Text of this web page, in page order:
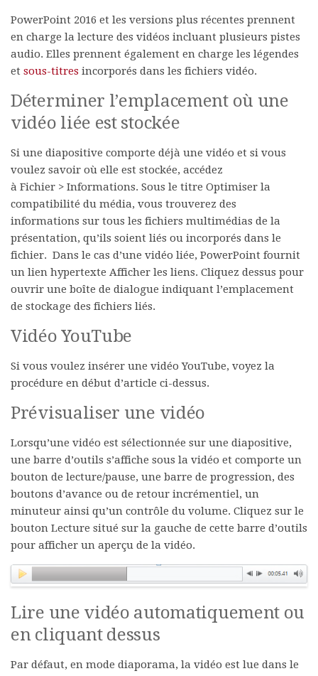
PowerPoint 2016 et les versions plus récentes prennent
en charge la lecture des vidéos incluant plusieurs pistes
audio. Elles prennent également en charge les légendes
et sous-titres incorporés dans les fichiers vidéo.
Déterminer l’emplacement où une
vidéo liée est stockée
Si une diapositive comporte déjà une vidéo et si vous
voulez savoir où elle est stockée, accédez
à Fichier > Informations. Sous le titre Optimiser la
compatibilité du média, vous trouverez des
informations sur tous les fichiers multimédias de la
présentation, qu’ils soient liés ou incorporés dans le
fichier. Dans le cas d’une vidéo liée, PowerPoint fournit
un lien hypertexte Afficher les liens. Cliquez dessus pour
ouvrir une boîte de dialogue indiquant l’emplacement
de stockage des fichiers liés.
Vidéo YouTube
Si vous voulez insérer une vidéo YouTube, voyez la
procédure en début d’article ci-dessus.
Prévisualiser une vidéo
Lorsqu’une vidéo est sélectionnée sur une diapositive,
une barre d’outils s’affiche sous la vidéo et comporte un
bouton de lecture/pause, une barre de progression, des
boutons d’avance ou de retour incrémentiel, un
minuteur ainsi qu’un contrôle du volume. Cliquez sur le
bouton Lecture situé sur la gauche de cette barre d’outils
pour afficher un aperçu de la vidéo.
Lire une vidéo automatiquement ou
en cliquant dessus
Par défaut, en mode diaporama, la vidéo est lue dans le